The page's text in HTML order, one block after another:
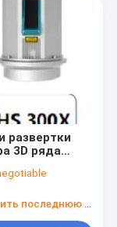
развертки
3D ряда
для